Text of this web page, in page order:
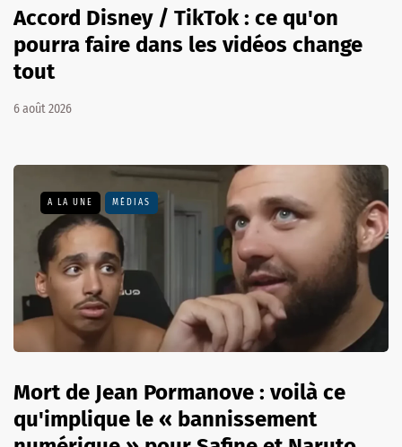
Accord Disney / TikTok : ce qu'on
pourra faire dans les vidéos change
tout
6 août 2026
A LA UNE MÉDIAS
Mort de Jean Pormanove : voilà ce
qu'implique le « bannissement